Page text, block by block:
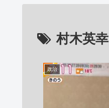
村木英幸
政治